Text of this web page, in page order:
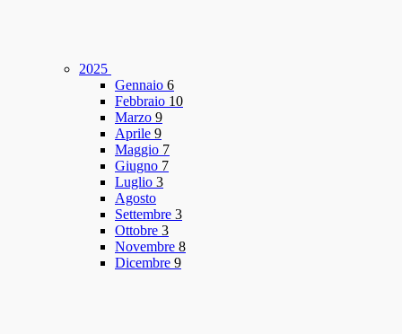
2025
Gennaio 6
Febbraio 10
Marzo 9
Aprile 9
Maggio 7
Giugno 7
Luglio 3
Agosto
Settembre 3
Ottobre 3
Novembre 8
Dicembre 9